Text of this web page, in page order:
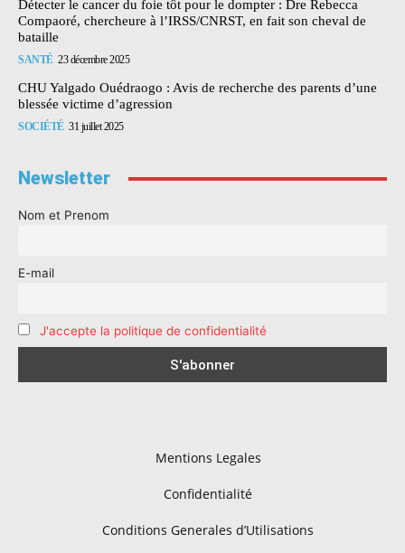
Détecter le cancer du foie tôt pour le dompter : Dre Rebecca
Compaoré, chercheure à l’IRSS/CNRST, en fait son cheval de
bataille
SANTÉ 23 décembre 2025
CHU Yalgado Ouédraogo : Avis de recherche des parents d’une
blessée victime d’agression
SOCIÉTÉ 31 juillet 2025
Newsletter
Nom et Prenom
E-mail
J'accepte la politique de confidentialité
Mentions Legales
Confidentialité
Conditions Generales d’Utilisations